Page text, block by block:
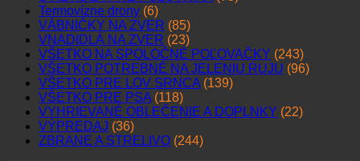
Termovízne drony (6)
VÁBNIČKY NA ZVER (85)
VNADIDLÁ NA ZVER (23)
VŠETKO NA SPOLOČNÉ POĽOVAČKY (243)
VŠETKO POTREBNÉ NA JELENIU RUJU (96)
VŠETKO PRE LOV SRNCA (139)
VŠETKO PRE PSA (118)
VYHRIEVANÉ OBLEČENIE A DOPLNKY (22)
VÝPREDAJ (36)
ZBRANE A STRELIVO (244)